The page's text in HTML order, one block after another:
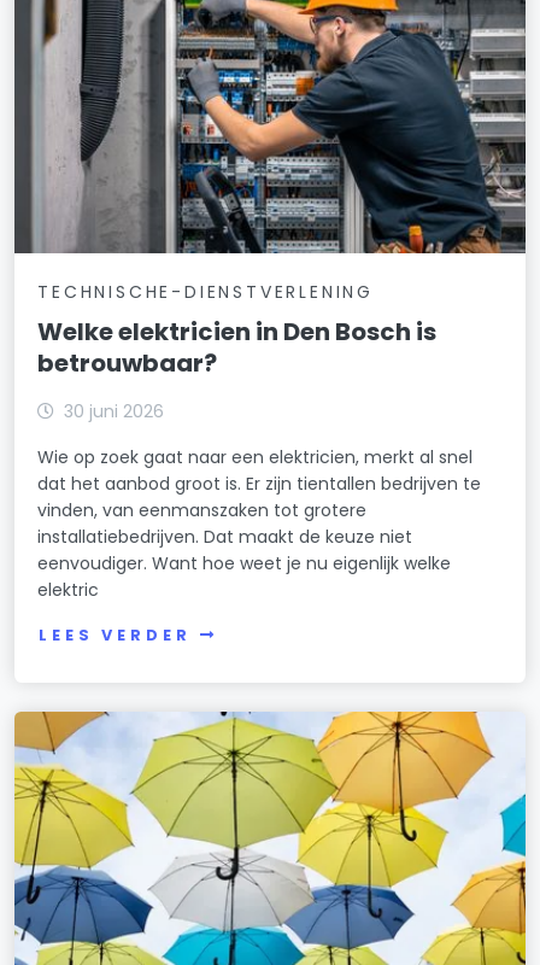
TECHNISCHE-DIENSTVERLENING
Welke elektricien in Den Bosch is
betrouwbaar?
30 juni 2026
Wie op zoek gaat naar een elektricien, merkt al snel
dat het aanbod groot is. Er zijn tientallen bedrijven te
vinden, van eenmanszaken tot grotere
installatiebedrijven. Dat maakt de keuze niet
eenvoudiger. Want hoe weet je nu eigenlijk welke
elektric
LEES VERDER